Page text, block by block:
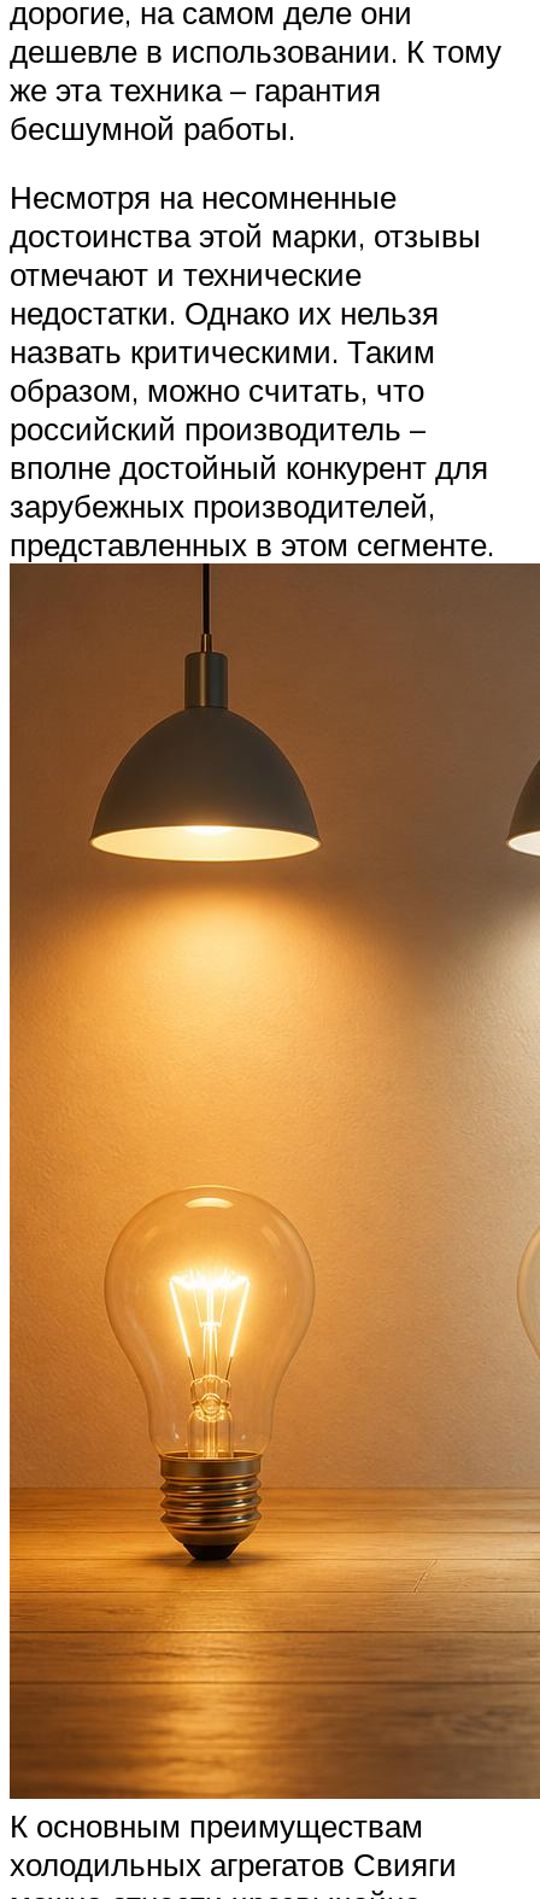
дорогие, на самом деле они
дешевле в использовании. К тому
же эта техника – гарантия
бесшумной работы.
Несмотря на несомненные
достоинства этой марки, отзывы
отмечают и технические
недостатки. Однако их нельзя
назвать критическими. Таким
образом, можно считать, что
российский производитель –
вполне достойный конкурент для
зарубежных производителей,
представленных в этом сегменте.
К основным преимуществам
холодильных агрегатов Свияги